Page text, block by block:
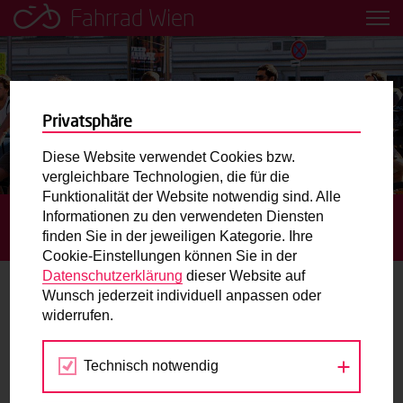
Fahrrad Wien
Leih dir einfach ein Transportfahrrad in deiner Nähe aus!
Mobilitätsbildung für Kinder und
Jugendliche
Radweg-Projektkarte
Routenplaner
Mit dem Fahrrad in Wien unterwegs? Hier finden Sie die
beste Route.
Wunschbox
Sie haben ein Anliegen zum Radverkehr? Schreiben Sie
STARTSEITE TERMINE
RINGVORLESUNG: AKTIVE
MOBILITÄT – RADFAHREN UND GEHEN IN DER STADT
09.
MAI
2018
Privatsphäre
Diese Website verwendet Cookies bzw.
vergleichbare Technologien, die für die
Funktionalität der Website notwendig sind. Alle
Informationen zu den verwendeten Diensten
finden Sie in der jeweiligen Kategorie. Ihre
Cookie-Einstellungen können Sie in der
Datenschutzerklärung dieser Website auf
Wunsch jederzeit individuell anpassen oder
widerrufen.
Technisch notwendig